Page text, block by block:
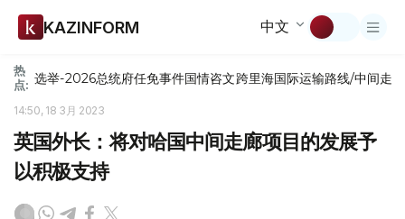
KAZINFORM 中文
热
点: 选举-2026总统府任免事件国情咨文跨里海国际运输路线/中间走廊
14:50, 18 3月 2023
英国外长：将对哈国中间走廊项目的发展予
以积极支持